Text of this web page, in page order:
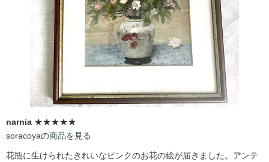
narnia ★★★★★
soracoyaの商品を見る
花瓶に生けられたきれいなピンクのお花の絵が届きました。アンテ